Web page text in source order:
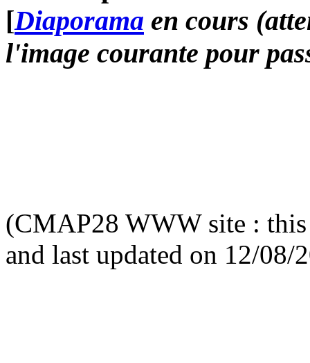
[Diaporama en cours
l'image courante pour
(CMAP28 WWW site : this
and last updated on 12/08/